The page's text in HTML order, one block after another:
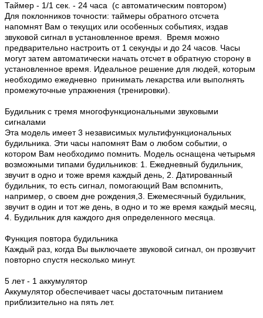
Таймер - 1/1 сек. - 24 часа (с автоматическим повтором)
Для поклонников точности: таймеры обратного отсчета
напомнят Вам о текущих или особенных событиях, издав
звуковой сигнал в установленное время. Время можно
предварительно настроить от 1 секунды и до 24 часов. Часы
могут затем автоматически начать отсчет в обратную сторону в
установленное время. Идеальное решение для людей, которым
необходимо ежедневно принимать лекарства или выполнять
промежуточные упражнения (тренировки).
Будильник с тремя многофункциональными звуковыми
сигналами
Эта модель имеет 3 независимых мультифункциональных
будильника. Эти часы напомнят Вам о любом событии, о
котором Вам необходимо помнить. Модель оснащена четырьмя
возможными типами будильников: 1. Ежедневный будильник,
звучит в одно и тоже время каждый день, 2. Датированный
будильник, то есть сигнал, помогающий Вам вспомнить,
например, о своем дне рождения,3. Ежемесячный будильник,
звучит в один и тот же день, в одно и то же время каждый месяц,
4. Будильник для каждого дня определенного месяца.
Функция повтора будильника
Каждый раз, когда Вы выключаете звуковой сигнал, он прозвучит
повторно спустя несколько минут.
5 лет - 1 аккумулятор
Аккумулятор обеспечивает часы достаточным питанием
приблизительно на пять лет.